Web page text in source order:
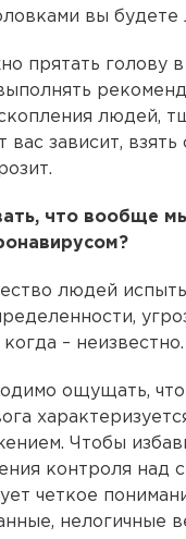
вы
прятать голову
людей,
вас зависит,
что вообще
людей
– неизвестно.
ощущать,
Чтобы
контроля над
четкое
нелогичные